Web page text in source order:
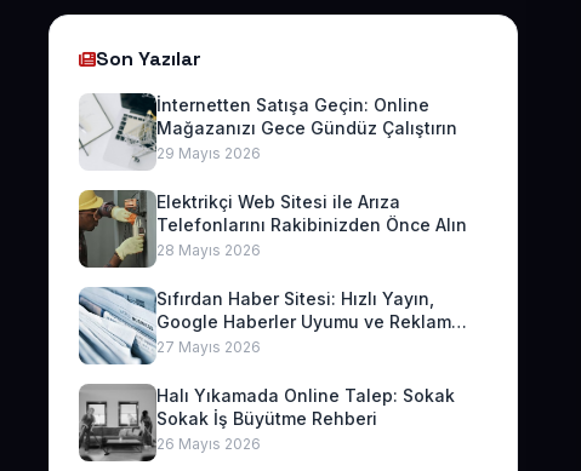
Son Yazılar
İnternetten Satışa Geçin: Online
Mağazanızı Gece Gündüz Çalıştırın
29 Mayıs 2026
Elektrikçi Web Sitesi ile Arıza
Telefonlarını Rakibinizden Önce Alın
28 Mayıs 2026
Sıfırdan Haber Sitesi: Hızlı Yayın,
Google Haberler Uyumu ve Reklam
Geliri
27 Mayıs 2026
Halı Yıkamada Online Talep: Sokak
Sokak İş Büyütme Rehberi
26 Mayıs 2026